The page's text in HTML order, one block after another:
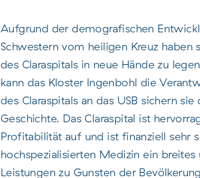
Aufgrund der demografischen
Schwestern vom heiligen Kreuz
des Claraspitals in neue Hände zu
kann das Kloster Ingenbohl die
des Claraspitals an das USB sichern
Geschichte. Das Claraspital ist
Profitabilität auf und ist finanziell sehr
hochspezialisierten Medizin ein
Leistungen zu Gunsten der